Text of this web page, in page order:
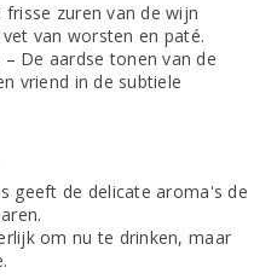
frisse zuren van de wijn
van worsten en paté.
– De aardse tonen van de
vriend in de subtiele
geeft de delicate aroma's de
om nu te drinken, maar